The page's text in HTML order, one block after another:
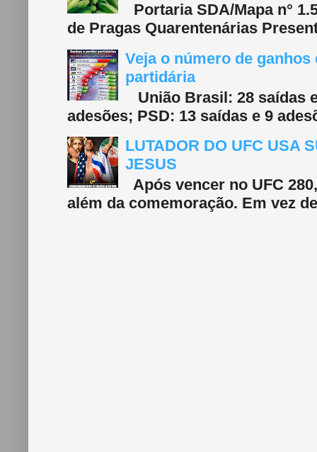
Portaria SDA/Mapa n°
de Pragas Quarentenárias
Veja o número de
partidária
União Brasil: 28 saídas
adesões; PSD: 13 saídas e 9
LUTADOR DO UFC USA
JESUS
Após vencer no UFC
além da comemoração. Em vez